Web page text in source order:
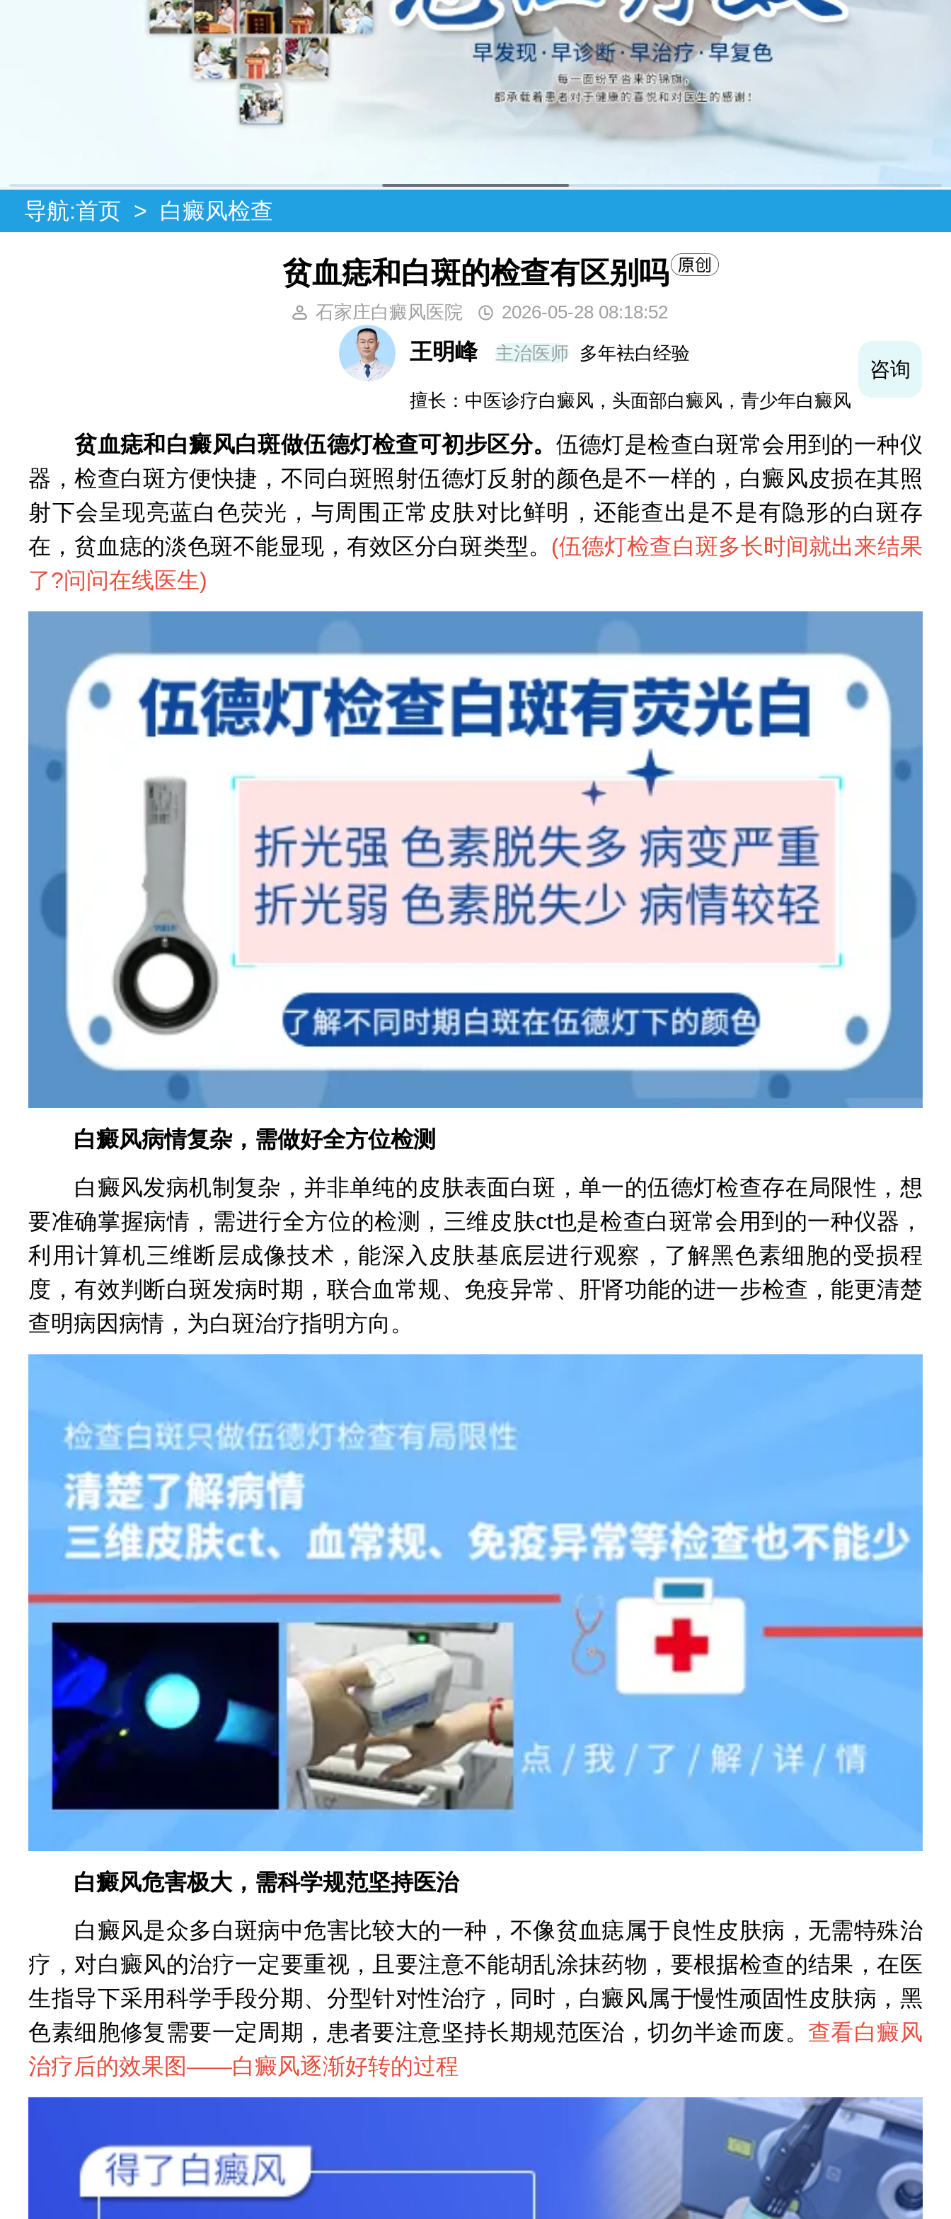
导航:首页 > 白癜风检查
贫血痣和白斑的检查有区别吗
石家庄白癜风医院 2026-05-28 08:18:52
王明峰 主治医师 多年袪白经验
擅长：中医诊疗白癜风，头面部白癜风，青少年白癜风
咨询
贫血痣和白癜风白斑做伍德灯检查可初步区分。 伍德灯是检查白斑常会用到的一种仪
器，检查白斑方便快捷，不同白斑照射伍德灯反射的颜色是不一样的，白癜风皮损在其照
射下会呈现亮蓝白色荧光，与周围正常皮肤对比鲜明，还能查出是不是有隐形的白斑存
在，贫血痣的淡色斑不能显现，有效区分白斑类型。 (伍德灯检查白斑多长时间就出来结果
了?问问在线医生)
白癜风病情复杂，需做好全方位检测
白癜风发病机制复杂，并非单纯的皮肤表面白斑，单一的伍德灯检查存在局限性，想
要准确掌握病情，需进行全方位的检测，三维皮肤ct也是检查白斑常会用到的一种仪器，
利用计算机三维断层成像技术，能深入皮肤基底层进行观察，了解黑色素细胞的受损程
度，有效判断白斑发病时期，联合血常规、免疫异常、肝肾功能的进一步检查，能更清楚
查明病因病情，为白斑治疗指明方向。
白癜风危害极大，需科学规范坚持医治
白癜风是众多白斑病中危害比较大的一种，不像贫血痣属于良性皮肤病，无需特殊治
疗，对白癜风的治疗一定要重视，且要注意不能胡乱涂抹药物，要根据检查的结果，在医
生指导下采用科学手段分期、分型针对性治疗，同时，白癜风属于慢性顽固性皮肤病，黑
色素细胞修复需要一定周期，患者要注意坚持长期规范医治，切勿半途而废。 查看白癜风
治疗后的效果图——白癜风逐渐好转的过程